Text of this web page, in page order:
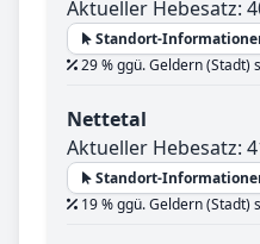
Aktueller Hebesatz:
Standort-
29 % ggü. Geldern (Stadt)
Nettetal
Aktueller Hebesatz:
Standort-
19 % ggü. Geldern (Stadt)